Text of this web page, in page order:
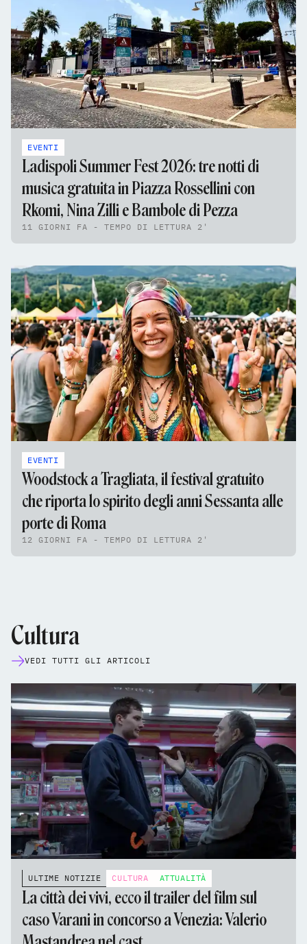
EVENTI
Ladispoli Summer Fest 2026: tre notti di
musica gratuita in Piazza Rossellini con
Rkomi, Nina Zilli e Bambole di Pezza
11 GIORNI FA - TEMPO DI LETTURA 2'
EVENTI
Woodstock a Tragliata, il festival gratuito
che riporta lo spirito degli anni Sessanta alle
porte di Roma
12 GIORNI FA - TEMPO DI LETTURA 2'
Cultura
VEDI TUTTI GLI ARTICOLI
ULTIME NOTIZIE CULTURA ATTUALITÀ
La città dei vivi, ecco il trailer del film sul
caso Varani in concorso a Venezia: Valerio